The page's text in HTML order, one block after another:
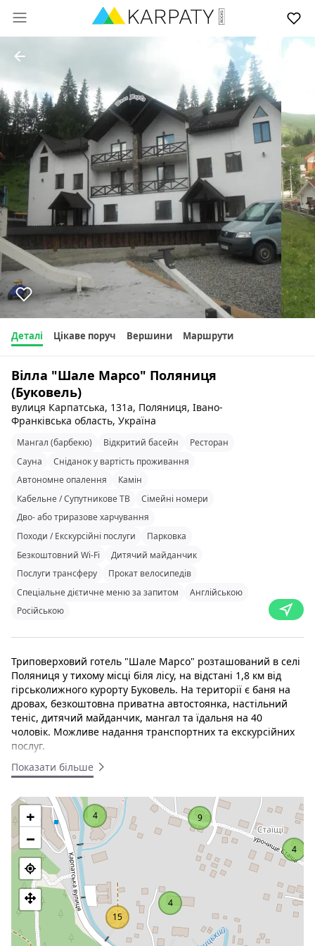
Деталі Цікаве поруч Вершини Маршрути
Вілла "Шале Марсо" Поляниця
(Буковель)
вулиця Карпатська, 131а, Поляниця, Івано-
Франківська область, Україна
Мангал (барбекю) Відкритий басейн
Ресторан
Сауна
Сніданок у вартість проживання
Автономне опалення
Камін
Кабельне / Супутникове ТВ
Сімейні номери
Дво- або триразове харчування
Походи / Екскурсійні послуги
Парковка
Безкоштовний Wi-Fi
Дитячий майданчик
Послуги трансферу
Прокат велосипедів
Спеціальне дієтичне меню за запитом
Англійською
Російською
Триповерховий готель "Шале Марсо" розташований в селі
Поляниця у тихому місці біля лісу, на відстані 1,8 км від
гірськолижного курорту Буковель. На території є баня на
дровах, безкоштовна приватна автостоянка, настільний
теніс, дитячий майданчик, мангал та їдальня на 40
чоловік. Можливе надання транспортних та екскурсійних
послуг.
Номери категорії Напівлюкс оформлені в стилі кантрі,
телевізор із супутниковим телебаченням. У
розпорядженні гостей окрема ванна кімната з туалетно-
косметичними засобами й феном. Номери мають одну
кімнату та можуть розмістити від 2 до 4 гостей. В самому
номері є двоспальне або два односпальні ліжка,
можливе двоповерхове ліжко, шафа, тумби, телевізор та
санвузол (душ, туалет, умивальник). До послуг всіх
постояльців безкоштовна автостоянка, тенісний корт,
зона для барбекю, справжня лазня на дровах, також
вони можуть замовити прокат лижного спорядження та
послуги інструктора. Продуктовий магазин знаходиться
Показати більше
4
4
4 9
15
+
−